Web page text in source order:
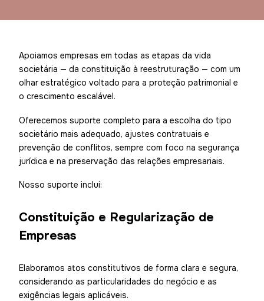
Apoiamos empresas em todas as etapas da vida
societária — da constituição à reestruturação — com um
olhar estratégico voltado para a proteção patrimonial e
o crescimento escalável.
Oferecemos suporte completo para a escolha do tipo
societário mais adequado, ajustes contratuais e
prevenção de conflitos, sempre com foco na segurança
jurídica e na preservação das relações empresariais.
Nosso suporte inclui:
Constituição e Regularização de
Empresas
Elaboramos atos constitutivos de forma clara e segura,
considerando as particularidades do negócio e as
exigências legais aplicáveis.